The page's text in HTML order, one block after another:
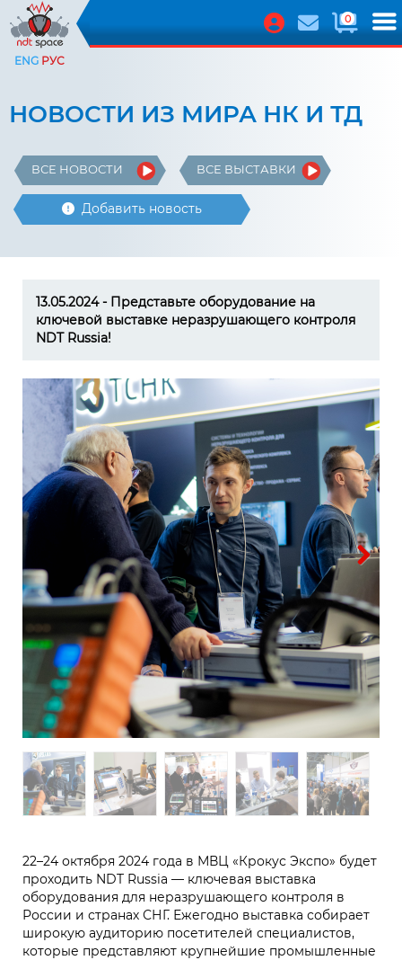
ENG РУС
0
НОВОСТИ ИЗ МИРА НК И ТД
ВСЕ НОВОСТИ ВСЕ ВЫСТАВКИ
Добавить новость
13.05.2024 - Представьте оборудование на
ключевой выставке неразрушающего контроля
NDT Russia!
22–24 октября 2024 года в МВЦ «Крокус Экспо» будет
проходить NDT Russia — ключевая выставка
оборудования для неразрушающего контроля в
России и странах СНГ. Ежегодно выставка собирает
широкую аудиторию посетителей специалистов,
которые представляют крупнейшие промышленные